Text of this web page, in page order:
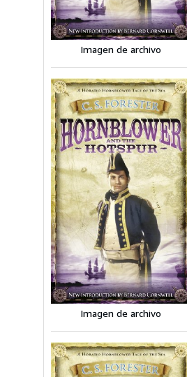
Imagen de archivo
Imagen de archivo